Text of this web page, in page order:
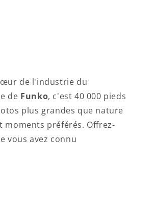
de l'industrie du
de Funko, c'est 40 000 pieds
plus grandes que nature
moments préférés. Offrez-
vous avez connu